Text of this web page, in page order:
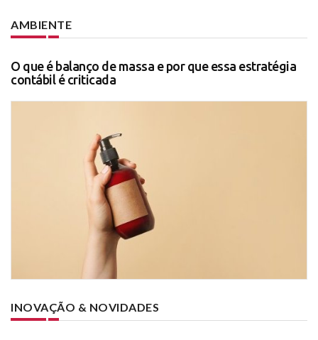
AMBIENTE
O que é balanço de massa e por que essa estratégia
contábil é criticada
INOVAÇÃO & NOVIDADES